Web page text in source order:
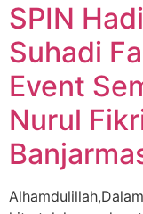
SPIN
Suhadi
Event
Nurul